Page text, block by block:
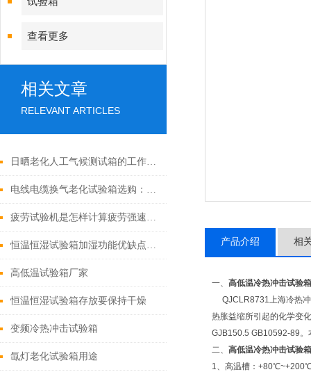
查看更多
相关文章
RELEVANT ARTICLES
日晒老化人工气候测试箱的工作原理及关键参数分析
电线电缆换气老化试验箱选购：关键参数与功能考量
疲劳试验机是怎样计算疲劳强速的呢
恒温恒湿试验箱加湿功能优缺点对比
高低温试验箱厂家
恒温恒湿试验箱存放要保持干燥
变频冷热冲击试验箱
氙灯老化试验箱用途
产品介绍 相
一、 高低温冷热冲击试验箱
QJCLR8731上海冷热冲
热胀益缩所引起的化学变
GJB150.5 GB10592-89。
二、 高低温冷热冲击试验箱
1、高温槽：